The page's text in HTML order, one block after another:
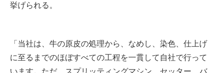
挙げられる。
「当社は、牛の原皮の処理から、なめし、染色、仕上げ
に至るまでのほぼすべての工程を一貫して自社で行って
います。ただ、スプリッティングマシン、セッター、バ